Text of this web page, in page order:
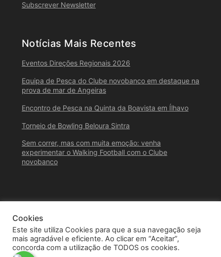
Subscrever Newsletter
Notícias Mais Recentes
Eventos Direções Regionais 2026
Equipa de Pesca do Clube novobanco em destaque na
prova de mar de Angeiras
Encontro de Pesca na Quinta da Boavista em Ílhavo
Torneio de Bowling Beloura Sintra
Sem correr, mas com muita emoção: venha
experimentar o Walking Football com o Clube
novobanco
Cookies
Este site utiliza Cookies para que a sua navegação seja
mais agradável e eficiente. Ao clicar em “Aceitar”,
concorda com a utilização de TODOS os cookies.